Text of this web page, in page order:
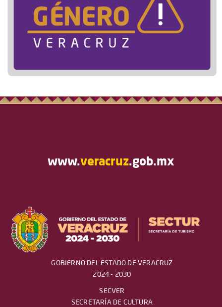
www.veracruz.gob.mx
GOBIERNO DEL ESTADO DE VERACRUZ
2024 - 2030
SECVER
SECRETARÍA DE CULTURA